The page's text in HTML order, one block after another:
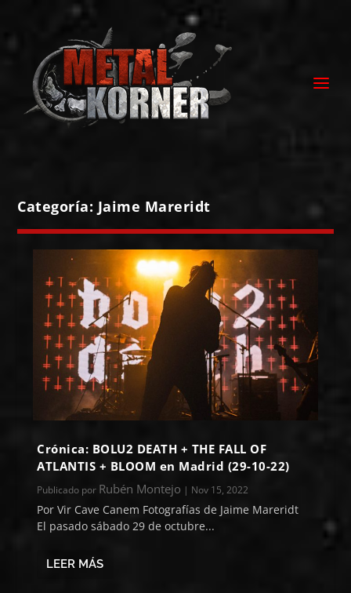
Categoría: Jaime Mareridt
Crónica: BOLU2 DEATH + THE FALL OF
ATLANTIS + BLOOM en Madrid (29-10-22)
Publicado por Rubén Montejo | Nov 15, 2022
Por Vir Cave Canem Fotografías de Jaime Mareridt
El pasado sábado 29 de octubre...
LEER MÁS